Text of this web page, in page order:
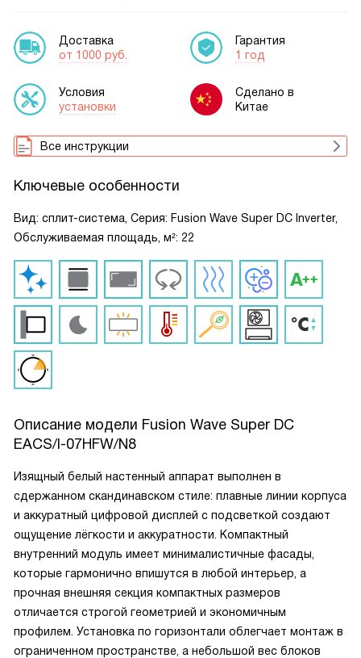
Доставка
от 1000 руб.
Условия
установки
Гарантия
1 год
Сделано в
Китае
Все инструкции
Ключевые особенности
Вид: сплит-система, Серия: Fusion Wave Super DC Inverter,
Обслуживаемая площадь, м²: 22
Описание модели Fusion Wave Super DC
EACS/I-07HFW/N8
Изящный белый настенный аппарат выполнен в
сдержанном скандинавском стиле: плавные линии корпуса
и аккуратный цифровой дисплей с подсветкой создают
ощущение лёгкости и аккуратности. Компактный
внутренний модуль имеет минималистичные фасады,
которые гармонично впишутся в любой интерьер, а
прочная внешняя секция компактных размеров
отличается строгой геометрией и экономичным
профилем. Установка по горизонтали облегчает монтаж в
ограниченном пространстве, а небольшой вес блоков